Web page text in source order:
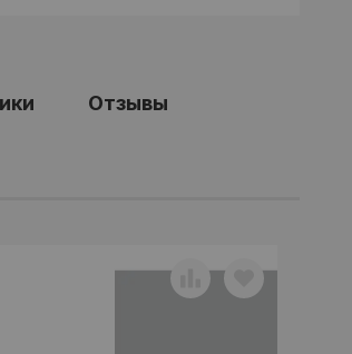
Отзывы